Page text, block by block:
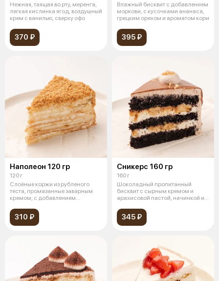
Нежная, таящая во рту, меренга,
легкая кислинка ягод, воздушный
крем с ванилью, сверху офо
370 ₽
Влажный бисквит с добавлением
моркови, с кусочками ананаса,
грецким орехом и ароматом кори
395 ₽
Наполеон 120 гр
120 г
Слоёные коржи из рубленого
теста, промазанные заварным
кремом, с добавлением
310 ₽
Сникерс 160 гр
160 г
Шоколадный пропитанный
бисквит с сырным кремом и
арахисовой пастой, начинкой из
345 ₽